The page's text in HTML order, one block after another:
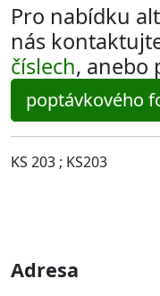
Pro nabídku
nás
číslech, anebo
poptávkového
KS 203 ; KS203
Adresa